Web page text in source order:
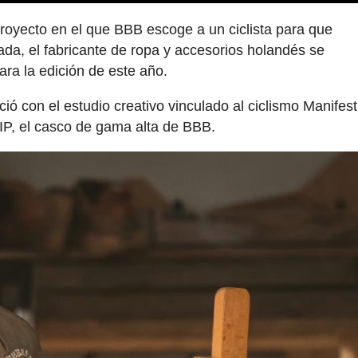
en el que BBB escoge a un ciclista para que
el fabricante de ropa y accesorios holandés se
la edición de este año.
con el estudio creativo vinculado al ciclismo Manifest
el casco de gama alta de BBB.